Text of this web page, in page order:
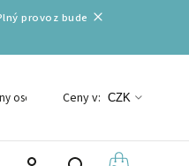
provoz bude
osobních údajů
Ceny v: CZK